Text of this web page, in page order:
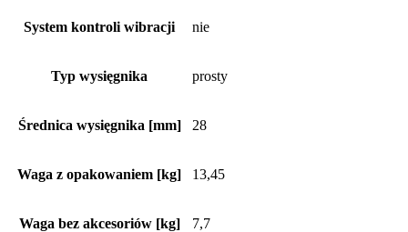
System kontroli wibracji nie
Typ wysięgnika prosty
Średnica wysięgnika [mm] 28
Waga z opakowaniem [kg] 13,45
Waga bez akcesoriów [kg] 7,7